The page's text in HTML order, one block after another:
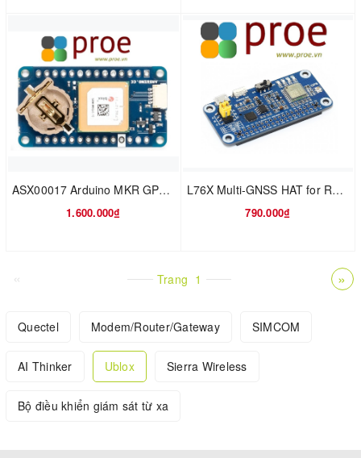
ASX00017 Arduino MKR GPS Shield
1.600.000₫
L76X Multi-GNSS HAT for Raspberry Pi, GPS, BDS, QZSS
790.000₫
« Trang 1 »
Quectel Modem/Router/Gateway SIMCOM
AI Thinker Ublox Sierra Wireless
Bộ điều khiển giám sát từ xa